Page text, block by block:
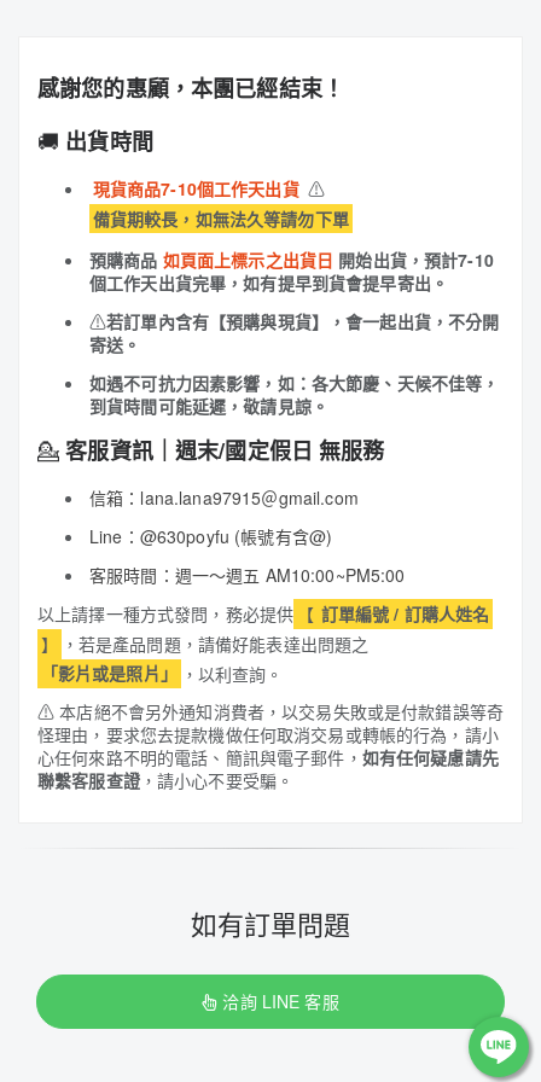
感謝您的惠顧，本團已經結束！
🚚 出貨時間
現貨商品7-10個工作天出貨 ⚠
備貨期較長，如無法久等請勿下單
預購商品 如頁面上標示之出貨日 開始出貨，預計7-10
個工作天出貨完畢，如有提早到貨會提早寄出。
⚠若訂單內含有【預購與現貨】，會一起出貨，不分開
寄送。
如遇不可抗力因素影響，如：各大節慶、天候不佳等，
到貨時間可能延遲，敬請見諒。
💁 客服資訊｜週末/國定假日 無服務
信箱：lana.lana97915＠gmail.com
Line： @630poyfu (帳號有含@)
客服時間：週一～週五 AM10:00~PM5:00
以上請擇一種方式發問，務必提供 【 訂單編號 / 訂購人姓名
】
，若是產品問題，請備好能表達出問題之
「影片或是照片」
，以利查詢。
⚠ 本店絕不會另外通知消費者，以交易失敗或是付款錯誤等奇
怪理由，要求您去提款機做任何取消交易或轉帳的行為，請小
心任何來路不明的電話、簡訊與電子郵件， 如有任何疑慮請先
聯繫客服查證，請小心不要受騙。
如有訂單問題
洽詢 LINE 客服